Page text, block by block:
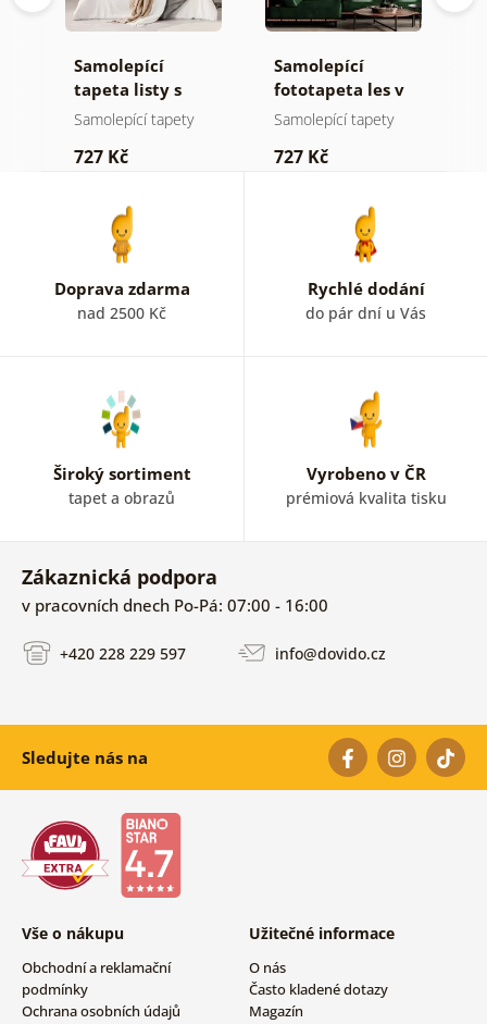
Samolepící
tapeta listy s
pastelovým
Samolepící tapety
727 Kč
Samolepící
fototapeta les v
mlze
Samolepící tapety
727 Kč
Doprava zdarma
nad 2500 Kč
Rychlé dodání
do pár dní u Vás
Široký sortiment
tapet a obrazů
Vyrobeno v ČR
prémiová kvalita tisku
Zákaznická podpora
v pracovních dnech Po-Pá: 07:00 - 16:00
+420 228 229 597 info@dovido.cz
Sledujte nás na
Vše o nákupu
Obchodní a reklamační
podmínky
Ochrana osobních údajů
Užitečné informace
O nás
Často kladené dotazy
Magazín